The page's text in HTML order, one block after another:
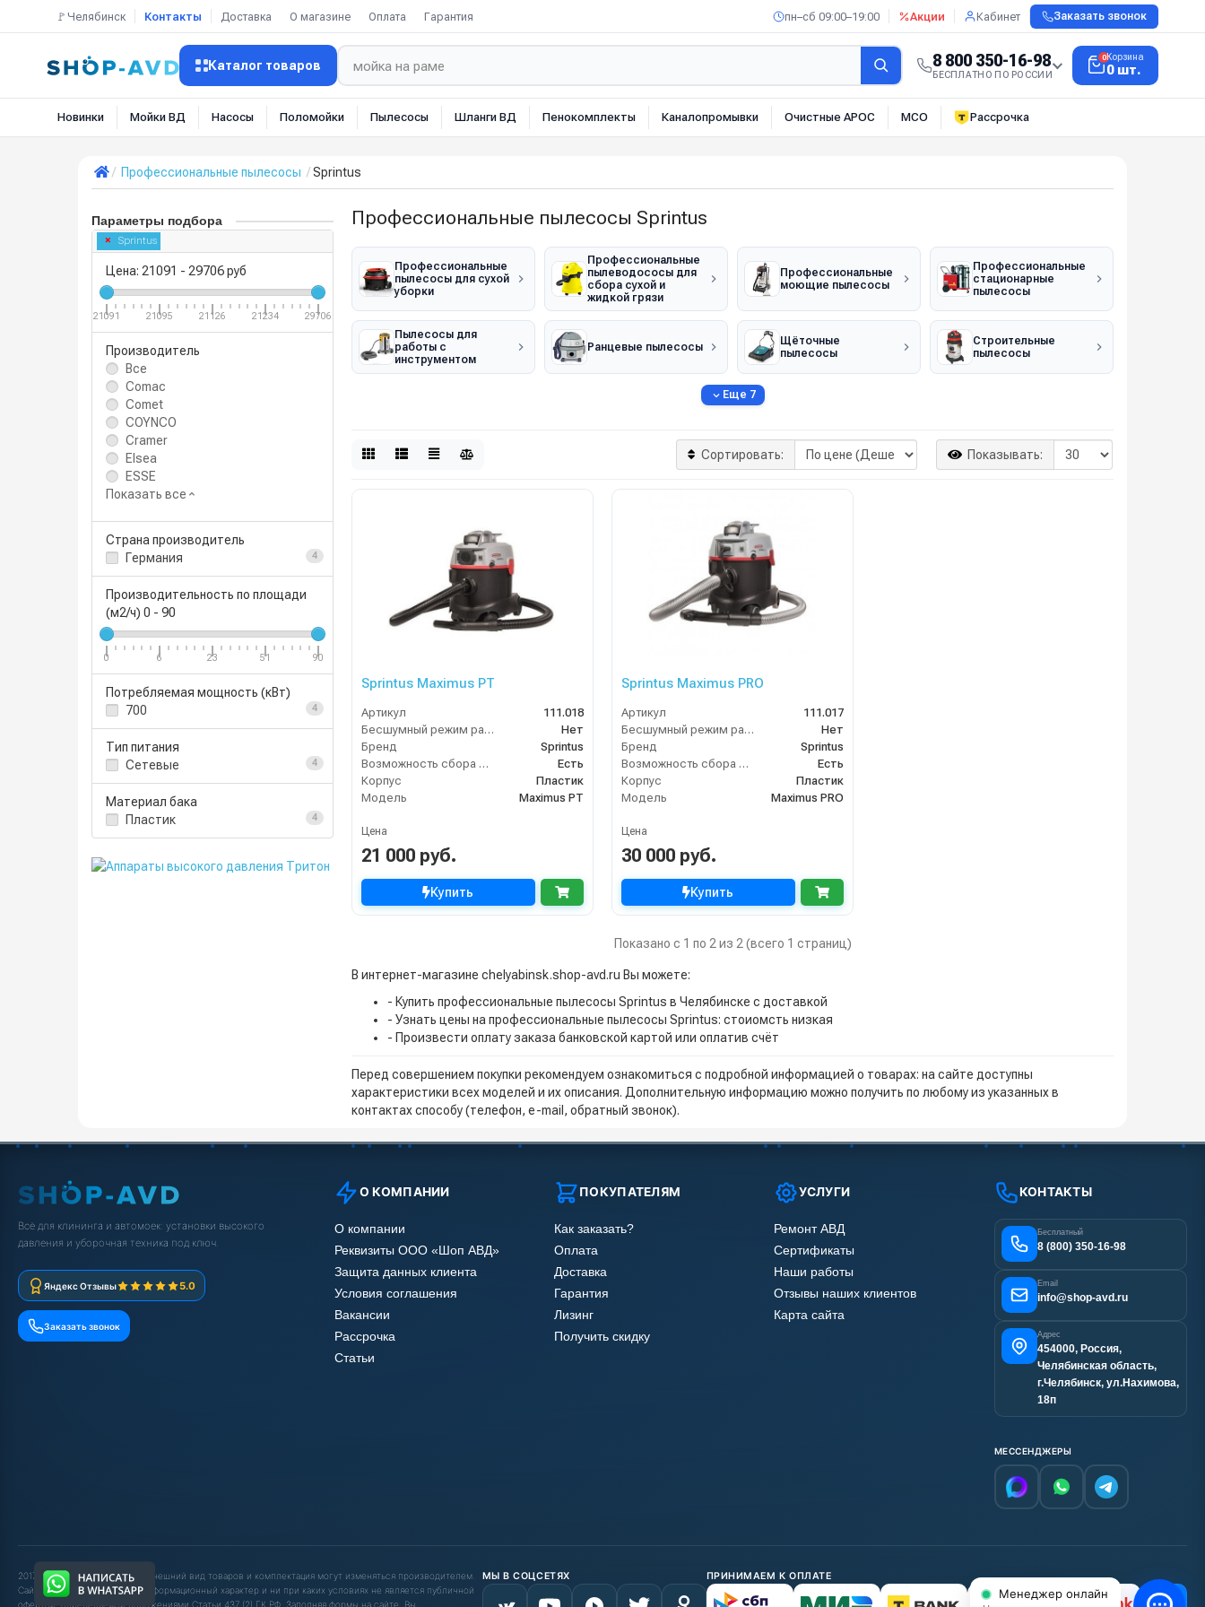
🚩Челябинск Контакты Доставка О магазине Оплата Гарантия пн–сб 09:00–19:00 Акции Кабинет Заказать звонок
Каталог товаров 8 800 350-16-98
БЕСПЛАТНО ПО РОССИИ
0Корзина
0 шт.
Новинки Мойки ВД Насосы Поломойки Пылесосы Шланги ВД Пенокомплекты Каналопромывки Очистные АРОС МСО Рассрочка
Профессиональные пылесосы Sprintus
Параметры подбора
Sprintus
Цена: 21091 - 29706руб
21091 21095 21126 21234 29706
Производитель
Все
Comac
Comet
COYNCO
Cramer
Elsea
ESSE
Показать все
Страна производитель
Германия
4
Производительность по площади
(м2/ч) 0 - 90
0 6 23 51 90
Потребляемая мощность (кВт)
700
4
Тип питания
Сетевые
4
Материал бака
Пластик
4
Профессиональные пылесосы Sprintus
Профессиональные
пылесосы для сухой
уборки
Профессиональные
пылеводососы для
сбора сухой и
жидкой грязи
Профессиональные
моющие пылесосы
Профессиональные
стационарные
пылесосы
Пылесосы для
работы с
инструментом
Ранцевые пылесосы
Щёточные
пылесосы
Строительные
пылесосы
Еще 7
Сортировать: Показывать:
Sprintus Maximus PT
Артикул
111.018
Бесшумный режим работы
Нет
Бренд
Sprintus
Возможность сбора жидкой грязи
Есть
Корпус
Пластик
Модель
Maximus PT
Цена
21 000 руб.
Купить
Sprintus Maximus PRO
Артикул
111.017
Бесшумный режим работы
Нет
Бренд
Sprintus
Возможность сбора жидкой грязи
Есть
Корпус
Пластик
Модель
Maximus PRO
Цена
30 000 руб.
Купить
Показано с 1 по 2 из 2 (всего 1 страниц)
В интернет-магазине chelyabinsk.shop-avd.ru Вы можете:
- Купить профессиональные пылесосы Sprintus в Челябинске с доставкой
- Узнать цены на профессиональные пылесосы Sprintus: стоиомсть низкая
- Произвести оплату заказа банковской картой или оплатив счёт
Перед совершением покупки рекомендуем ознакомиться с подробной информацией о товарах: на сайте доступны
характеристики всех моделей и их описания. Дополнительную информацию можно получить по любому из указанных в
контактах способу (телефон, e-mail, обратный звонок).
Всё для клининга и автомоек: установки высокого
давления и уборочная техника под ключ.
Яндекс Отзывы 5.0
Заказать звонок
О КОМПАНИИ
О компании
Реквизиты ООО «Шоп АВД»
Защита данных клиента
Условия соглашения
Вакансии
Рассрочка
Статьи
ПОКУПАТЕЛЯМ
Как заказать?
Оплата
Доставка
Гарантия
Лизинг
Получить скидку
УСЛУГИ
Ремонт АВД
Сертификаты
Наши работы
Отзывы наших клиентов
Карта сайта
КОНТАКТЫ
Бесплатный
8 (800) 350-16-98
Email
info@shop-avd.ru
Адрес
454000, Россия,
Челябинская область,
г.Челябинск, ул.Нахимова,
18п
МЕССЕНДЖЕРЫ
2017-2025 © ООО "ШОП АВД". Внешний вид товаров и комплектация могут изменяться производителем.
Сайт носит исключительно информационный характер и ни при каких условиях не является публичной
офертой, определяемой положениями Статьи 437 (2) ГК РФ. Заполняя формы на сайте, Вы
МЫ В СОЦСЕТЯХ ПРИНИМАЕМ К ОПЛАТЕ
Менеджер онлайн